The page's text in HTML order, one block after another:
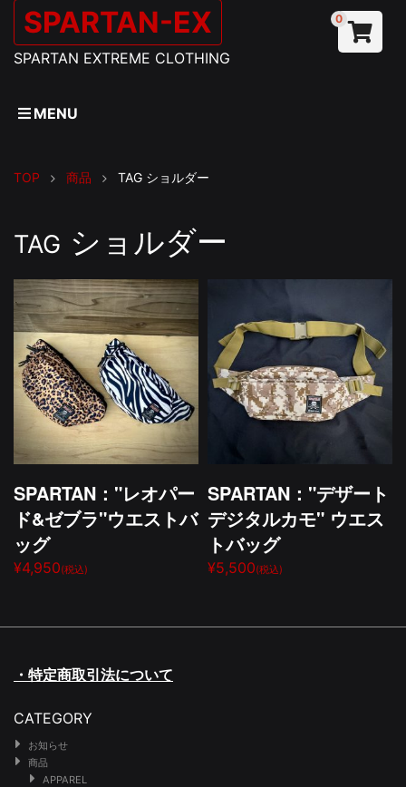
SPARTAN-EX
SPARTAN EXTREME CLOTHING
0
MENU
TOP 商品 TAG ショルダー
TAG ショルダー
SPARTAN："レオパー
ド&ゼブラ"ウエストバ
ッグ
¥4,950(税込)
SPARTAN："デザート
デジタルカモ" ウエス
トバッグ
¥5,500(税込)
・特定商取引法について
CATEGORY
お知らせ
商品
APPAREL